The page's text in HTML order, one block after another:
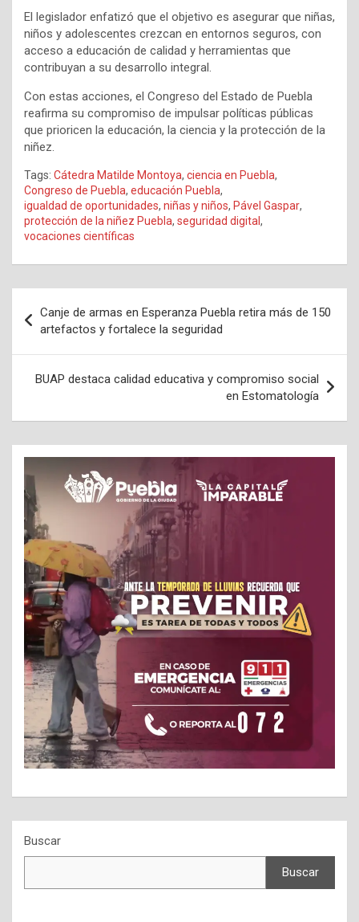
El legislador enfatizó que el objetivo es asegurar que niñas,
niños y adolescentes crezcan en entornos seguros, con
acceso a educación de calidad y herramientas que
contribuyan a su desarrollo integral.
Con estas acciones, el Congreso del Estado de Puebla
reafirma su compromiso de impulsar políticas públicas
que prioricen la educación, la ciencia y la protección de la
niñez.
Tags: Cátedra Matilde Montoya, ciencia en Puebla,
Congreso de Puebla, educación Puebla,
igualdad de oportunidades, niñas y niños, Pável Gaspar,
protección de la niñez Puebla, seguridad digital,
vocaciones científicas
de
entradas
Canje de armas en Esperanza Puebla retira más de 150
artefactos y fortalece la seguridad
BUAP destaca calidad educativa y compromiso social
en Estomatología
Buscar
Buscar